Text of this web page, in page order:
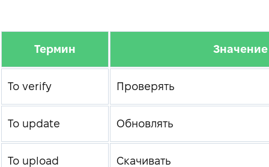
Термин Значение
To verify Проверять
To update Обновлять
To upload Скачивать